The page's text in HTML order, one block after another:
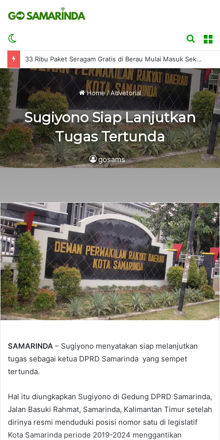
skin
Search
for
33 Ribu Paket Seragam Gratis di Berau Mulai Masuk Sekolah
Home/Advetorial
Sugiyono Siap Lanjutkan
Tugas Tertunda
gosams
SAMARINDA – Sugiyono menyatakan siap melanjutkan
tugas sebagai ketua DPRD Samarinda yang sempet
tertunda.
Hal itu diungkapkan Sugiyono di Gedung DPRD Samarinda,
Jalan Basuki Rahmat, Samarinda, Kalimantan Timur setelah
dirinya resmi menduduki posisi nomor satu di legislatif
Kota Samarinda periode 2019-2024 menggantikan